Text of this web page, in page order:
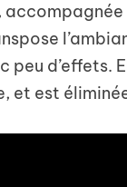
peu d’effets.
et est